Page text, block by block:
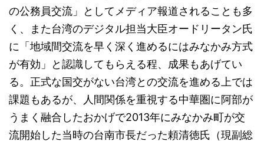
の公務員交流」としてメディア報道されることも多
く、また台湾のデジタル担当大臣オードリータン氏
に「地域間交流を早く深く進めるにはみなかみ方式
が有効」と認識してもらえる程、成果もあげてい
る。正式な国交がない台湾との交流を進める上では
課題もあるが、人間関係を重視する中華圏に阿部が
うまく融合したおかげで2013年にみなかみ町が交
流開始した当時の台南市長だった頼清徳氏（現副総